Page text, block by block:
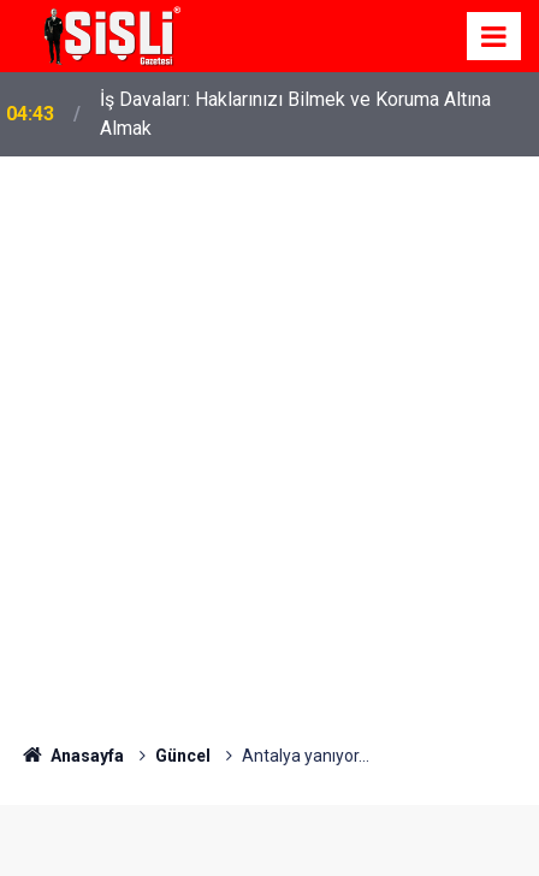
04:43
İş Davaları: Haklarınızı Bilmek ve Koruma Altına
Almak
Anasayfa Güncel Antalya yanıyor...